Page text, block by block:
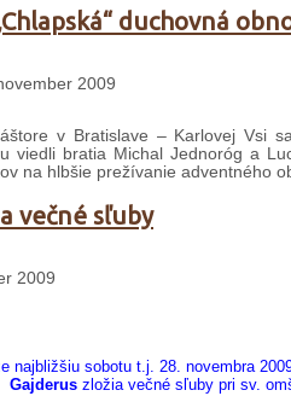
duchovná
2009
v Bratislave – Karlovej Vsi
viedli bratia Michal Jednoróg a
na hlbšie prežívanie adventného
večné sľuby
2009
najbližšiu sobotu t.j. 28. novembra
Gajderus zložia večné sľuby pri sv.